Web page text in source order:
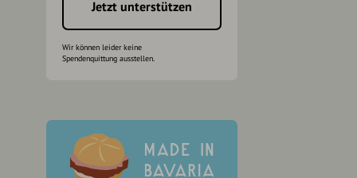
Jetzt unterstützen
Wir können leider keine
Spendenquittung ausstellen.